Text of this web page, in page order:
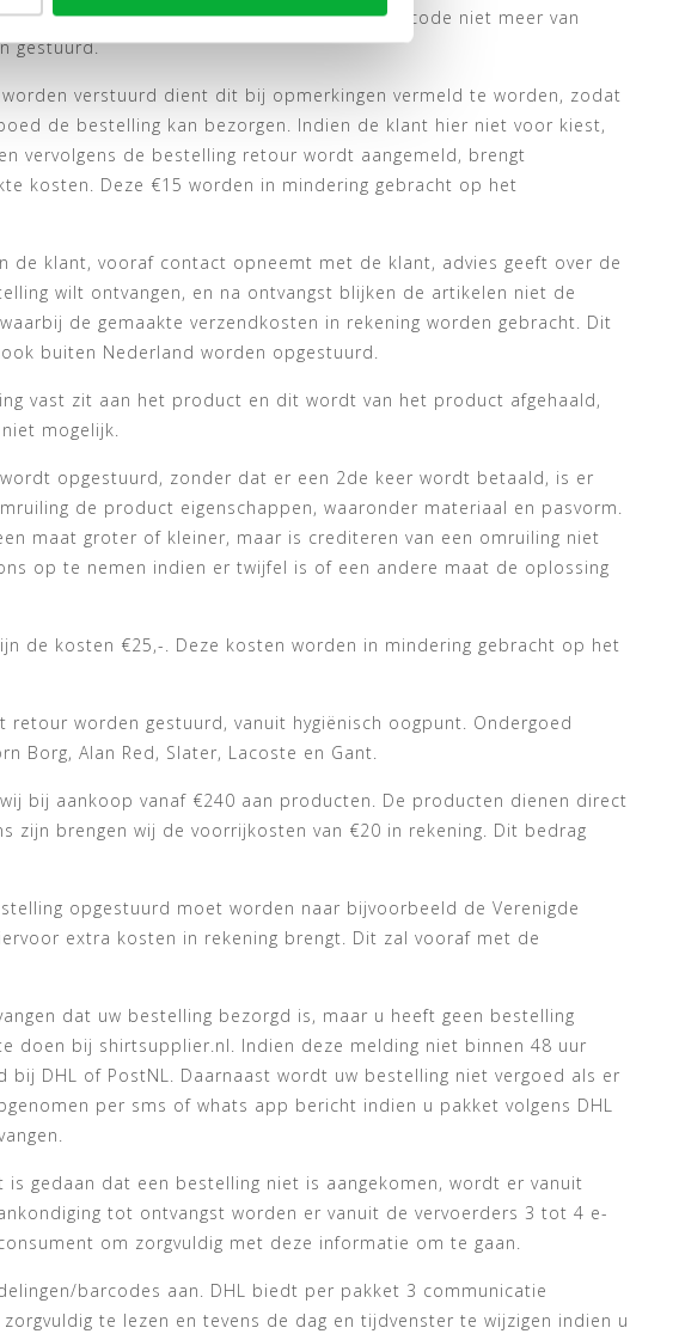
en een kortingscode gebruikt, is deze code niet meer van
gestuurd.
verstuurd dient dit bij opmerkingen vermeld te worden, zodat
de bestelling kan bezorgen. Indien de klant hier niet voor kiest,
vervolgens de bestelling retour wordt aangemeld, brengt
kosten. Deze €15 worden in mindering gebracht op het
de klant, vooraf contact opneemt met de klant, advies geeft over de
wilt ontvangen, en na ontvangst blijken de artikelen niet de
de gemaakte verzendkosten in rekening worden gebracht. Dit
buiten Nederland worden opgestuurd.
vast zit aan het product en dit wordt van het product afgehaald,
mogelijk.
opgestuurd, zonder dat er een 2de keer wordt betaald, is er
de product eigenschappen, waaronder materiaal en pasvorm.
maat groter of kleiner, maar is crediteren van een omruiling niet
op te nemen indien er twijfel is of een andere maat de oplossing
de kosten €25,-. Deze kosten worden in mindering gebracht op het
worden gestuurd, vanuit hygiënisch oogpunt. Ondergoed
Borg, Alan Red, Slater, Lacoste en Gant.
bij aankoop vanaf €240 aan producten. De producten dienen direct
brengen wij de voorrijkosten van €20 in rekening. Dit bedrag
opgestuurd moet worden naar bijvoorbeeld de Verenigde
extra kosten in rekening brengt. Dit zal vooraf met de
dat uw bestelling bezorgd is, maar u heeft geen bestelling
doen bij shirtsupplier.nl. Indien deze melding niet binnen 48 uur
DHL of PostNL. Daarnaast wordt uw bestelling niet vergoed als er
per sms of whats app bericht indien u pakket volgens DHL
gedaan dat een bestelling niet is aangekomen, wordt er vanuit
tot ontvangst worden er vanuit de vervoerders 3 tot 4 e-
om zorgvuldig met deze informatie om te gaan.
barcodes aan. DHL biedt per pakket 3 communicatie
te lezen en tevens de dag en tijdvenster te wijzigen indien u